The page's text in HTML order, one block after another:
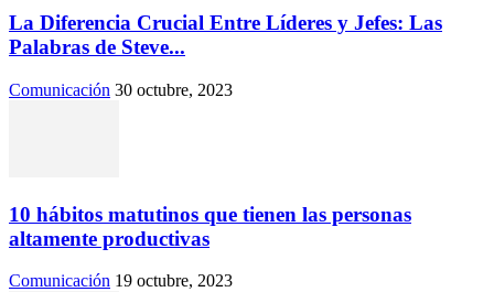
La Diferencia Crucial Entre Líderes y Jefes: Las
Palabras de Steve...
Comunicación 30 octubre, 2023
10 hábitos matutinos que tienen las personas
altamente productivas
Comunicación 19 octubre, 2023